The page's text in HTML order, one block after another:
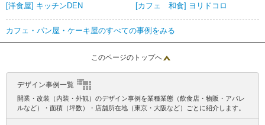
[洋食屋] キッチンDEN [カフェ 和食] ヨリドコロ
カフェ・パン屋・ケーキ屋のすべての事例をみる
このページのトップへ
デザイン事例一覧
開業・改装（内装・外観）のデザイン事例を業種業態（飲食店・物販・アパレ
ルなど）・面積（坪数）・店舗所在地（東京・大阪など）ごとに紹介します。